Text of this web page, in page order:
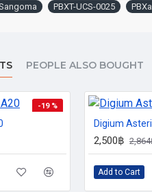
PBXT-UCS-0025
PEOPLE ALSO BOUGHT
-19 %
Digium
2,500฿
Add to Cart